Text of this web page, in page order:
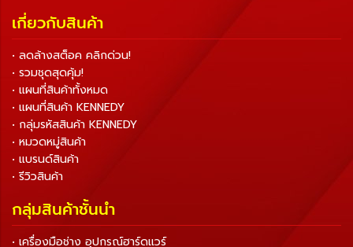
เกี่ยวกับสินค้า
• ลดล้างสต็อค คลิกด่วน!
• รวมชุดสุดคุ้ม!
• แผนที่สินค้าทั้งหมด
• แผนที่สินค้า KENNEDY
• กลุ่มรหัสสินค้า KENNEDY
• หมวดหมู่สินค้า
• แบรนด์สินค้า
• รีวิวสินค้า
กลุ่มสินค้าชั้นนำ
• เครื่องมือช่าง อุปกรณ์ฮาร์ดแวร์